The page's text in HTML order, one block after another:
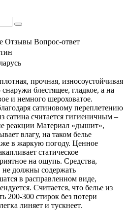
Отзывы Вопрос-ответ
прочная, износоустойчивая
блестящее, гладкое, а на
и немного шероховатое.
сатиновому переплетению
сатина считается гигиеничным –
реакции Материал «дышит»,
влагу, на таком белье
в жаркую погоду. Ценное
статическое
на ощупь. Средства,
не должны содержать
в расправленном виде,
Считается, что белье из
200-300 стирок без потери
линяет и тускнеет.